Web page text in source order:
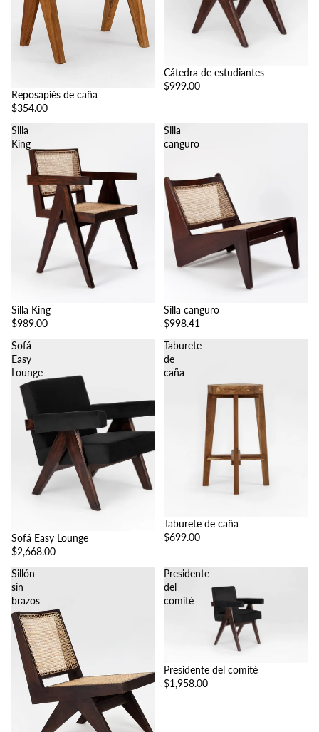
Reposapiés de caña
$354.00
Cátedra de estudiantes
$999.00
Silla
King
Silla King
$989.00
Silla
canguro
Silla canguro
$998.41
Sofá
Easy
Lounge
Sofá Easy Lounge
$2,668.00
Taburete
de
caña
Taburete de caña
$699.00
Sillón
sin
brazos
Presidente
del
comité
Presidente del comité
$1,958.00